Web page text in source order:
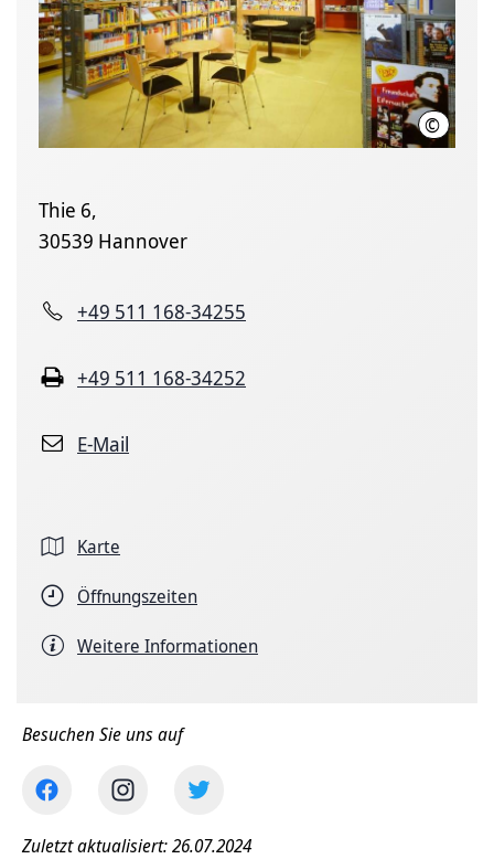
© LHH
Thie 6,
30539 Hannover
+49 511 168-34255
+49 511 168-34252
E-Mail
Karte
Öffnungszeiten
Weitere Informationen
Besuchen Sie uns auf
Zuletzt aktualisiert: 26.07.2024